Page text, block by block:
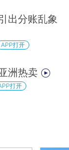
出分账乱象
APP打开
洲热卖
打开